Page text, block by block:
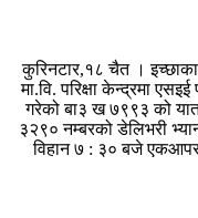
कुरिनटार,१८ चैत ।
मा.वि. परिक्षा केन्द्रमा
गरेको बा३ ख ७९९३ को
३२९० नम्बरको डेलिभरी
विहान ७ : ३० बजे